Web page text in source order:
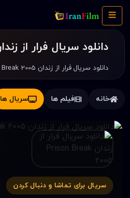
دانلود سریال فرار از زندان Prison Break 2005
خانه فیلم ها سریال ها
سریال برای تماشا و دنبال کردن